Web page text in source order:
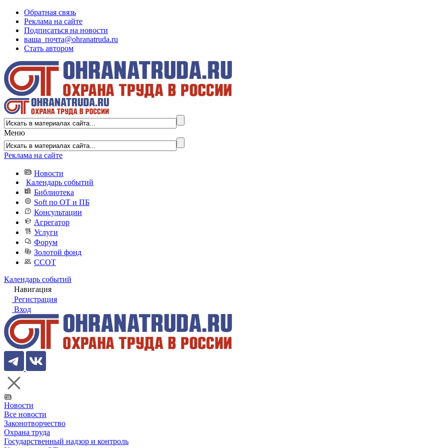
Обратная связь
Реклама на сайте
Подписаться на новости
ваша_почта@ohranatruda.ru
Стать автором
Меню
Реклама на сайте
Новости
Календарь событий
Библиотека
Soft по ОТ и ПБ
Консультации
Агрегатор
Услуги
Форум
Золотой фонд
ССОТ
Календарь событий
Навигация
Регистрация
Вход
Новости
Все новости
Законотворчество
Охрана труда
Государственный надзор и контроль